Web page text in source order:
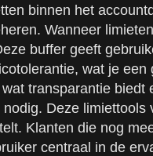
binnen het
Wanneer
buffer geeft
wat je
transparantie
Deze
Klanten die nog
centraal in de